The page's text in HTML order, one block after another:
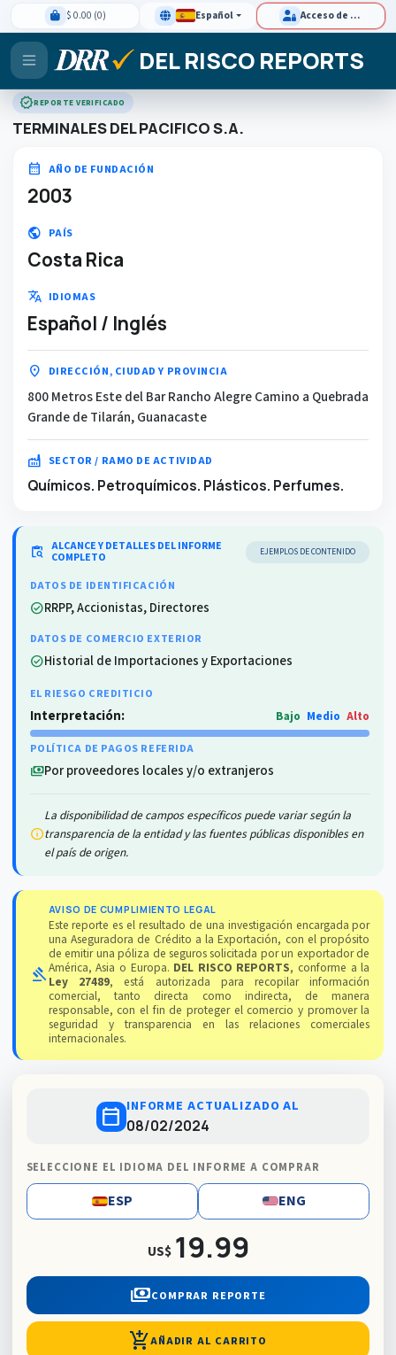
$ 0.00 (0) Español Acceso de clientes
DEL RISCO REPORTS
verifiedREPORTE VERIFICADO
TERMINALES DEL PACIFICO S.A.
calendar_month AÑO DE FUNDACIÓN
2003
public PAÍS
Costa Rica
translate IDIOMAS
Español / Inglés
location_on DIRECCIÓN, CIUDAD Y PROVINCIA
800 Metros Este del Bar Rancho Alegre Camino a Quebrada
Grande de Tilarán, Guanacaste
factory SECTOR / RAMO DE ACTIVIDAD
Químicos. Petroquímicos. Plásticos. Perfumes.
content_paste_search ALCANCE Y DETALLES DEL INFORME
COMPLETO EJEMPLOS DE CONTENIDO
DATOS DE IDENTIFICACIÓN
check_circleRRPP, Accionistas, Directores
DATOS DE COMERCIO EXTERIOR
check_circleHistorial de Importaciones y Exportaciones
EL RIESGO CREDITICIO
Interpretación: Bajo Medio Alto
POLÍTICA DE PAGOS REFERIDA
paymentsPor proveedores locales y/o extranjeros
info
La disponibilidad de campos específicos puede variar según la
transparencia de la entidad y las fuentes públicas disponibles en
el país de origen.
gavel
AVISO DE CUMPLIMIENTO LEGAL
Este reporte es el resultado de una investigación encargada por
una Aseguradora de Crédito a la Exportación, con el propósito
de emitir una póliza de seguros solicitada por un exportador de
América, Asia o Europa. DEL RISCO REPORTS, conforme a la
Ley 27489, está autorizada para recopilar información
comercial, tanto directa como indirecta, de manera
responsable, con el fin de proteger el comercio y promover la
seguridad y transparencia en las relaciones comerciales
internacionales.
calendar_today INFORME ACTUALIZADO AL
08/02/2024
SELECCIONE EL IDIOMA DEL INFORME A COMPRAR
ESP ENG
US$ 19.99
paymentsCOMPRAR REPORTE
add_shopping_cartAÑADIR AL CARRITO